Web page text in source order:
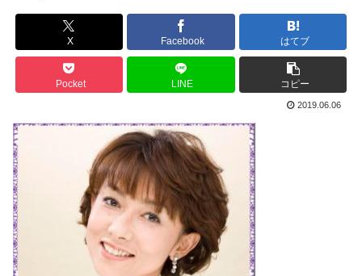
X Facebook はてブ
Pocket LINE コピー
2019.06.06